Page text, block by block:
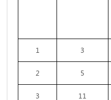
1 3
2 5
3 11